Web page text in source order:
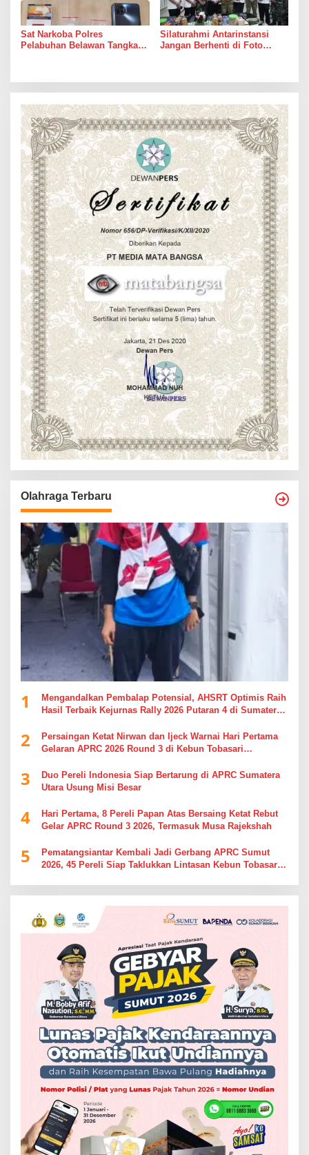
Sat Narkoba Polres
Pelabuhan Belawan Tangkap
Silaturahmi Antarinstansi
Jangan Berhenti di Foto
Olahraga Terbaru
1
Mengandalkan Pembalap Potensial, AHSRT Optimis Raih
Hasil Terbaik Kejurnas Rally 2026 Putaran 4 di Sumatera
2
Persaingan Ketat Nirwan dan Ijeck Warnai Hari Pertama
Gelaran APRC 2026 Round 3 di Kebun Tobasari
3
Duo Pereli Indonesia Siap Bertarung di APRC Sumatera
Utara Usung Misi Besar
4
Hari Pertama, 8 Pereli Papan Atas Bersaing Ketat Rebut
Gelar APRC Round 3 2026, Termasuk Musa Rajekshah
5
Pematangsiantar Kembali Jadi Gerbang APRC Sumut
2026, 45 Pereli Siap Taklukkan Lintasan Kebun Tobasari